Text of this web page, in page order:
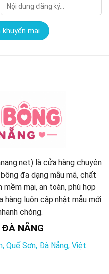
là cửa hàng chuyên
đa dạng mẫu mã, chất
mềm mại, an toàn, phù hợp
hàng luôn cập nhật mẫu mới
chóng.
ĐÀ NẴNG
Quế Sơn, Đà Nẵng, Việt